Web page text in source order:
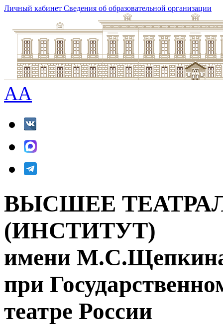
Личный кабинет Сведения об образовательной организации
AA
ВЫСШЕЕ
(ИНСТИТУТ)
имени
при
театре России